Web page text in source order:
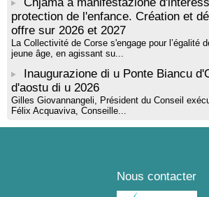
protection de l'enfance. Création et
offre sur 2026 et 2027
La Collectivité de Corse s'engage pour l’égalité
jeune âge, en agissant su...
Inaugurazione di u Ponte Biancu
d'aostu di u 2026
Gilles Giovannangeli, Président du Conseil
Félix Acquaviva, Conseille...
Nous contacter